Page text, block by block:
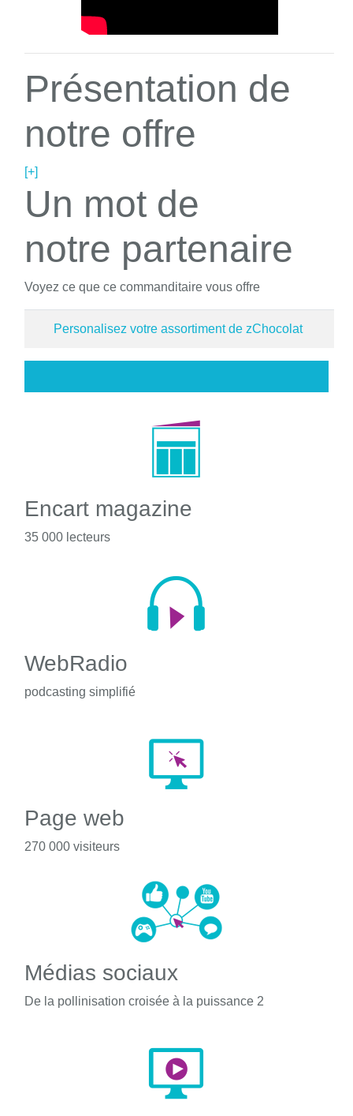
Présentation de
notre offre
[+]
Un mot de
notre partenaire
Voyez ce que ce commanditaire vous offre
Personalisez votre assortiment de zChocolat
Encart magazine
35 000 lecteurs
WebRadio
podcasting simplifié
Page web
270 000 visiteurs
Médias sociaux
De la pollinisation croisée à la puissance 2